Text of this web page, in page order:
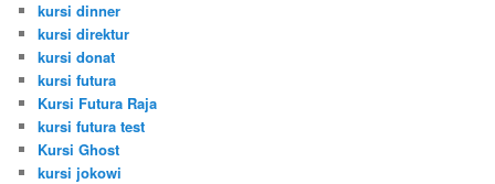
kursi dinner
kursi direktur
kursi donat
kursi futura
Kursi Futura Raja
kursi futura test
Kursi Ghost
kursi jokowi